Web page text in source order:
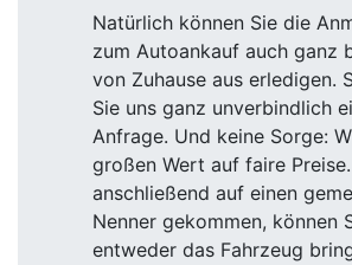
Natürlich können Sie die
zum Autoankauf auch ganz
von Zuhause aus erledigen.
Sie uns ganz unverbindlich
Anfrage. Und keine Sorge:
großen Wert auf faire
anschließend auf einen
Nenner gekommen, können
entweder das Fahrzeug